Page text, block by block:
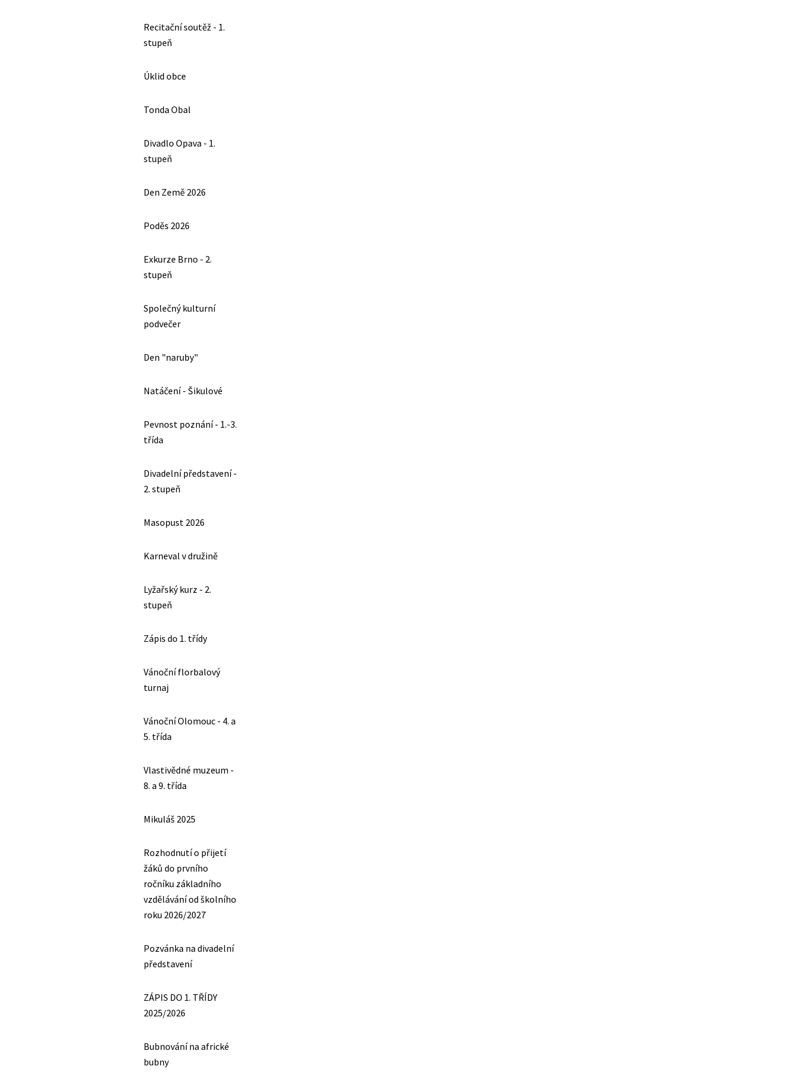
Recitační soutěž - 1.
stupeň
Úklid obce
Tonda Obal
Divadlo Opava - 1.
stupeň
Den Země 2026
Poděs 2026
Exkurze Brno - 2.
stupeň
Společný kulturní
podvečer
Den "naruby"
Natáčení - Šikulové
Pevnost poznání - 1.-3.
třída
Divadelní představení -
2. stupeň
Masopust 2026
Karneval v družině
Lyžařský kurz - 2.
stupeň
Zápis do 1. třídy
Vánoční florbalový
turnaj
Vánoční Olomouc - 4. a
5. třída
Vlastivědné muzeum -
8. a 9. třída
Mikuláš 2025
Rozhodnutí o přijetí
žáků do prvního
ročníku základního
vzdělávání od školního
roku 2026/2027
Pozvánka na divadelní
představení
ZÁPIS DO 1. TŘÍDY
2025/2026
Bubnování na africké
bubny